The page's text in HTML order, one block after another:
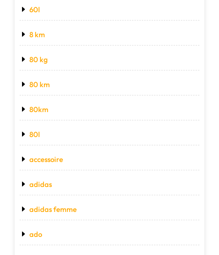
60l
8 km
80 kg
80 km
80km
80l
accessoire
adidas
adidas femme
ado